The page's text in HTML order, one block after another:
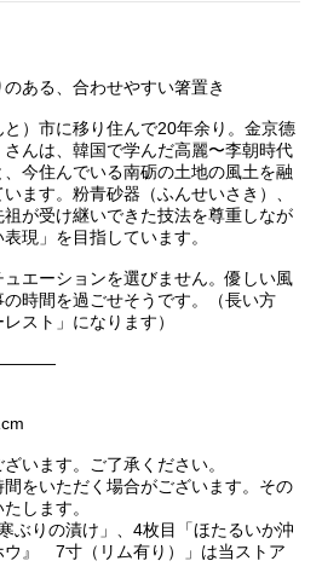
ある、合わせやすい箸置き
）市に移り住んで20年余り。金京德
さんは、韓国で学んだ高麗〜李朝時代
今住んでいる南砺の土地の風土を融
ます。粉青砂器（ふんせいさき）、
が受け継いできた技法を尊重しなが
現」を目指しています。
エーションを選びません。優しい風
時間を過ごせそうです。（長い方
スト」になります）
います。ご了承ください。
をいただく場合がございます。その
します。
ぶりの漬け」、4枚目「ほたるいか沖
ウ』 7寸（リム有り）」は当ストア